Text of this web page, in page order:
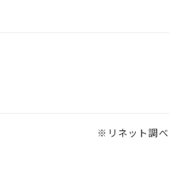
※リネット調べ